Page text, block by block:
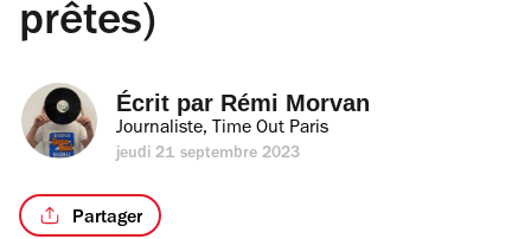
prêtes)
Écrit par Rémi Morvan
Journaliste, Time Out Paris
jeudi 21 septembre 2023
Partager